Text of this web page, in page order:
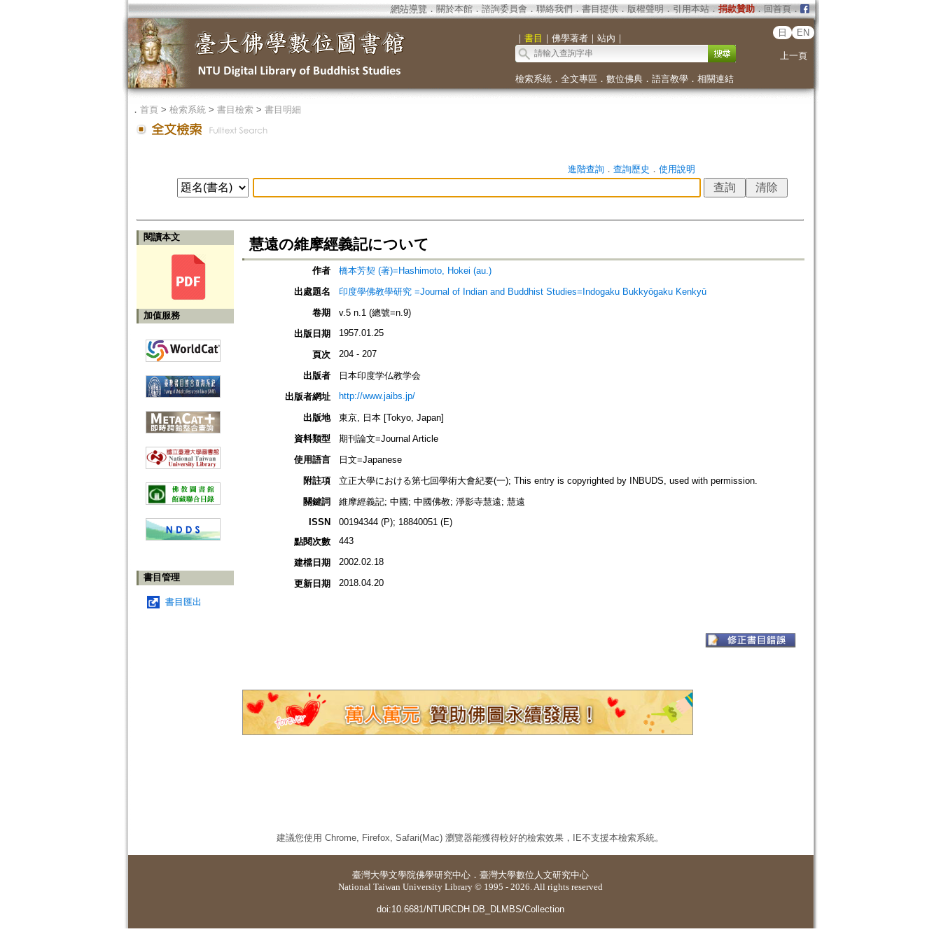
網站導覽 ． 關於本館． 諮詢委員會． 聯絡我們 ． 書目提供． 版權聲明 ． 引用本站． 捐款贊助．回首頁．
｜ 書目 ｜ 佛學著者｜ 站內 ｜
日 EN
上一頁
檢索系統． 全文專區 ． 數位佛典． 語言教學． 相關連結
． 首頁> 檢索系統> 書目檢索> 書目明細
進階查詢． 查詢歷史 ． 使用說明
閱讀本文
加值服務
書目管理
書目匯出
慧遠の維摩經義記について
作者
橋本芳契 (著)=Hashimoto, Hokei (au.)
出處題名
印度學佛教學研究 =Journal of Indian and Buddhist Studies=Indogaku Bukkyōgaku Kenkyū
卷期
v.5 n.1 (總號=n.9)
出版日期
1957.01.25
頁次 204 - 207
出版者
日本印度学仏教学会
出版者網址
http://www.jaibs.jp/
出版地
東京, 日本 [Tokyo, Japan]
資料類型
期刊論文=Journal Article
使用語言
日文=Japanese
附註項
立正大學における第七回學術大會紀要(一); This entry is copyrighted by INBUDS, used with permission.
關鍵詞
維摩經義記; 中國; 中國佛教; 淨影寺慧遠; 慧遠
ISSN
00194344 (P); 18840051 (E)
點閱次數
443
建檔日期 2002.02.18
更新日期 2018.04.20
建議您使用 Chrome, Firefox, Safari(Mac) 瀏覽器能獲得較好的檢索效果，IE不支援本檢索系統。
臺灣大學文學院佛學研究中心 ． 臺灣大學數位人文研究中心
National Taiwan University Library © 1995 - 2026. All rights reserved
doi:10.6681/NTURCDH.DB_DLMBS/Collection